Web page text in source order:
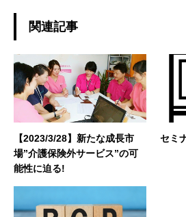
関連記事
【2023/3/28】新たな成長市
場”介護保険外サービス”の可
能性に迫る!
セミ